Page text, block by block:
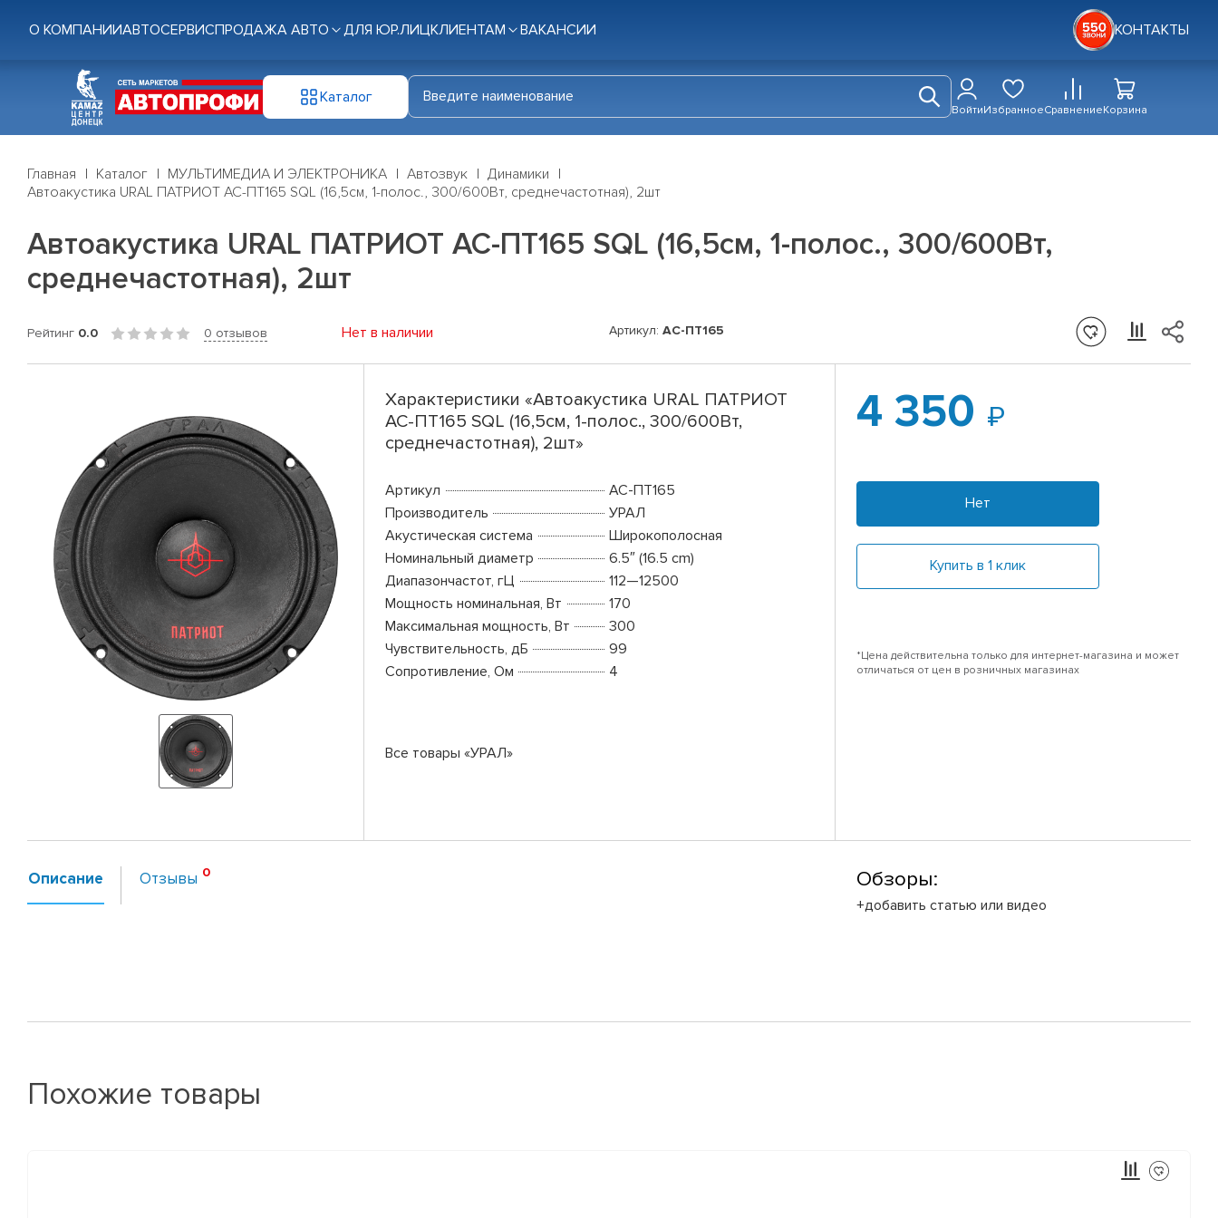
О КОМПАНИИАВТОСЕРВИСПРОДАЖА АВТО ДЛЯ ЮР.ЛИЦКЛИЕНТАМ ВАКАНСИИ КОНТАКТЫ
Каталог
ВойтиИзбранноеСравнениеКорзина
Главная Каталог МУЛЬТИМЕДИА И ЭЛЕКТРОНИКА Автозвук
Динамики
Автоакустика URAL ПАТРИОТ АС-ПТ165 SQL (16,5см, 1-полос., 300/600Вт, среднечастотная), 2шт
Автоакустика URAL ПАТРИОТ АС-ПТ165 SQL (16,5см, 1-полос., 300/600Вт,
среднечастотная), 2шт
Рейтинг 0.0 0 отзывов Нет в наличии Артикул: АС-ПТ165
Характеристики «Автоакустика URAL ПАТРИОТ
АС-ПТ165 SQL (16,5см, 1-полос., 300/600Вт,
среднечастотная), 2шт»
Артикул
АС-ПТ165
Производитель
УРАЛ
Акустическая система
Широкополосная
Номинальный диаметр
6.5″ (16.5 cm)
Диапазончастот, гЦ
112—12500
Мощность номинальная, Вт
170
Максимальная мощность, Вт
300
Чувствительность, дБ
99
Сопротивление, Ом
4
Все товары «УРАЛ»
4 350
Нет
Купить в 1 клик
*Цена действительна только для интернет-магазина и может
отличаться от цен в розничных магазинах
Описание Отзывы Обзоры:
+добавить статью или видео
Похожие товары